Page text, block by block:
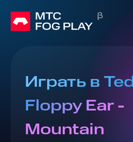
Играть в
Floppy Ear -
Mountain